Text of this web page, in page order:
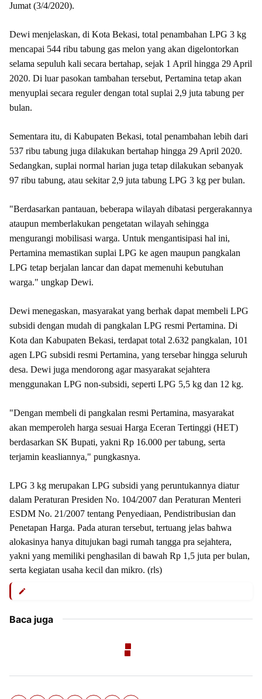
Jumat (3/4/2020).
Dewi menjelaskan, di Kota Bekasi, total penambahan LPG 3 kg
mencapai 544 ribu tabung gas melon yang akan digelontorkan
selama sepuluh kali secara bertahap, sejak 1 April hingga 29 April
2020. Di luar pasokan tambahan tersebut, Pertamina tetap akan
menyuplai secara reguler dengan total suplai 2,9 juta tabung per
bulan.
Sementara itu, di Kabupaten Bekasi, total penambahan lebih dari
537 ribu tabung juga dilakukan bertahap hingga 29 April 2020.
Sedangkan, suplai normal harian juga tetap dilakukan sebanyak
97 ribu tabung, atau sekitar 2,9 juta tabung LPG 3 kg per bulan.
"Berdasarkan pantauan, beberapa wilayah dibatasi pergerakannya
ataupun memberlakukan pengetatan wilayah sehingga
mengurangi mobilisasi warga. Untuk mengantisipasi hal ini,
Pertamina memastikan suplai LPG ke agen maupun pangkalan
LPG tetap berjalan lancar dan dapat memenuhi kebutuhan
warga." ungkap Dewi.
Dewi menegaskan, masyarakat yang berhak dapat membeli LPG
subsidi dengan mudah di pangkalan LPG resmi Pertamina. Di
Kota dan Kabupaten Bekasi, terdapat total 2.632 pangkalan, 101
agen LPG subsidi resmi Pertamina, yang tersebar hingga seluruh
desa. Dewi juga mendorong agar masyarakat sejahtera
menggunakan LPG non-subsidi, seperti LPG 5,5 kg dan 12 kg.
"Dengan membeli di pangkalan resmi Pertamina, masyarakat
akan memperoleh harga sesuai Harga Eceran Tertinggi (HET)
berdasarkan SK Bupati, yakni Rp 16.000 per tabung, serta
terjamin keasliannya," pungkasnya.
LPG 3 kg merupakan LPG subsidi yang peruntukannya diatur
dalam Peraturan Presiden No. 104/2007 dan Peraturan Menteri
ESDM No. 21/2007 tentang Penyediaan, Pendistribusian dan
Penetapan Harga. Pada aturan tersebut, tertuang jelas bahwa
alokasinya hanya ditujukan bagi rumah tangga pra sejahtera,
yakni yang memiliki penghasilan di bawah Rp 1,5 juta per bulan,
serta kegiatan usaha kecil dan mikro. (rls)
Baca juga